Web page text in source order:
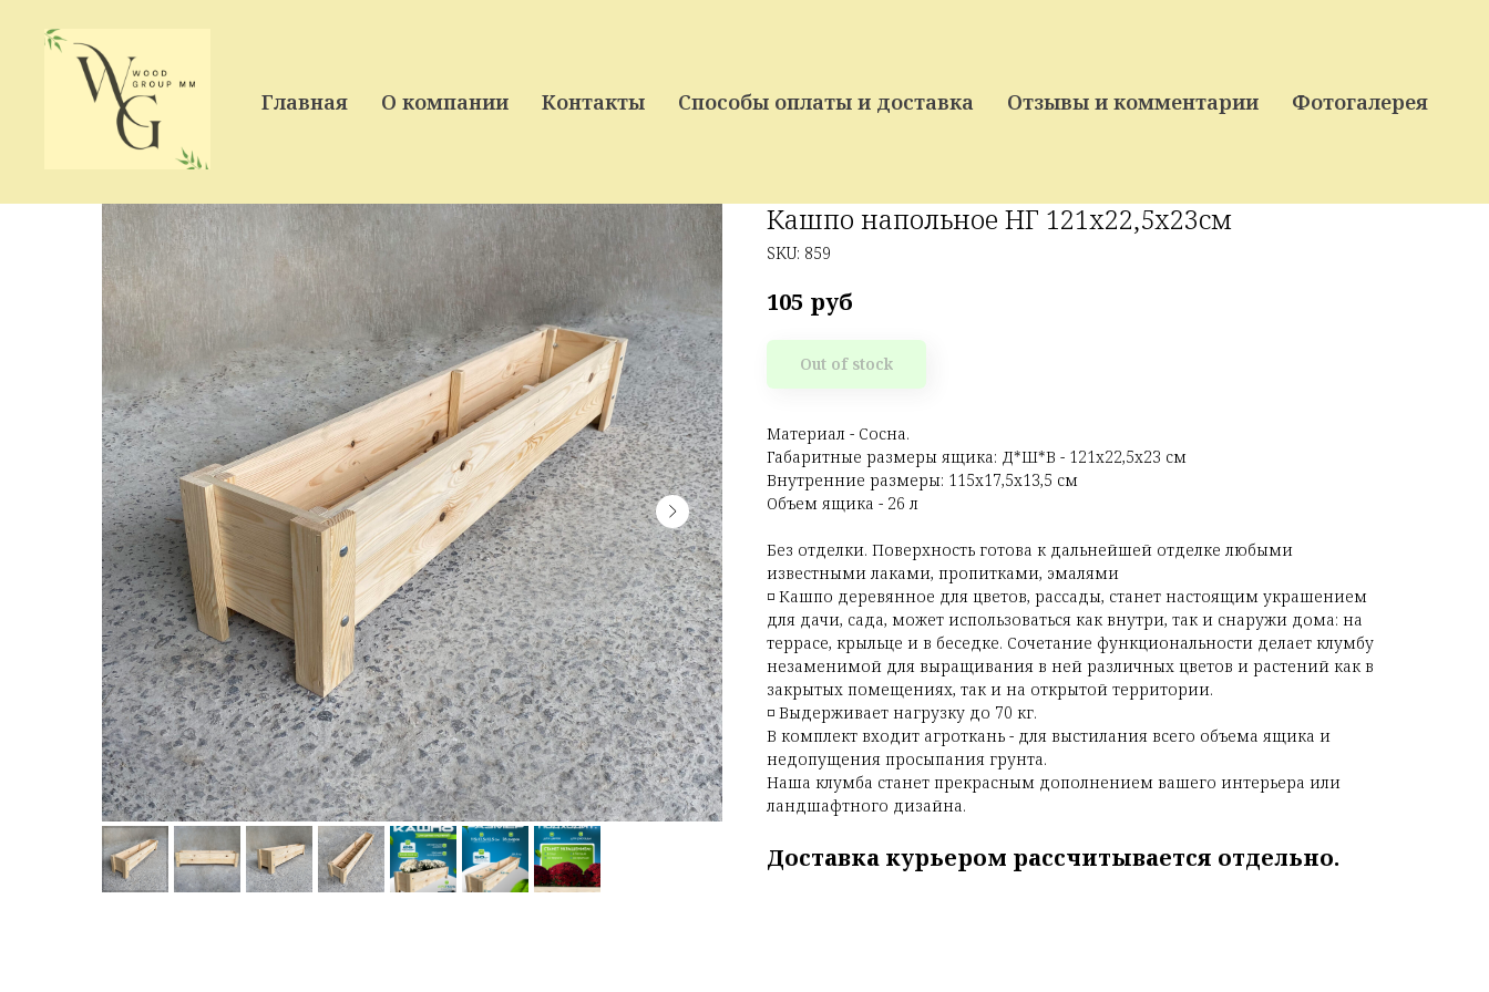
Главная О компании Контакты Способы оплаты и доставка Отзывы и комментарии Фотогалерея
Кашпо напольное НГ 121х22,5х23см
SKU: 859
105 руб
Out of stock
Материал - Сосна.
Габаритные размеры ящика: Д*Ш*В - 121х22,5х23 см
Внутренние размеры: 115х17,5х13,5 см
Объем ящика - 26 л
Без отделки. Поверхность готова к дальнейшей отделке любыми
известными лаками, пропитками, эмалями
◽ Кашпо деревянное для цветов, рассады, станет настоящим украшением
для дачи, сада, может использоваться как внутри, так и снаружи дома: на
террасе, крыльце и в беседке. Сочетание функциональности делает клумбу
незаменимой для выращивания в ней различных цветов и растений как в
закрытых помещениях, так и на открытой территории.
◽ Выдерживает нагрузку до 70 кг.
В комплект входит агроткань - для выстилания всего объема ящика и
недопущения просыпания грунта.
Наша клумба станет прекрасным дополнением вашего интерьера или
ландшафтного дизайна.
Доставка курьером рассчитывается отдельно.